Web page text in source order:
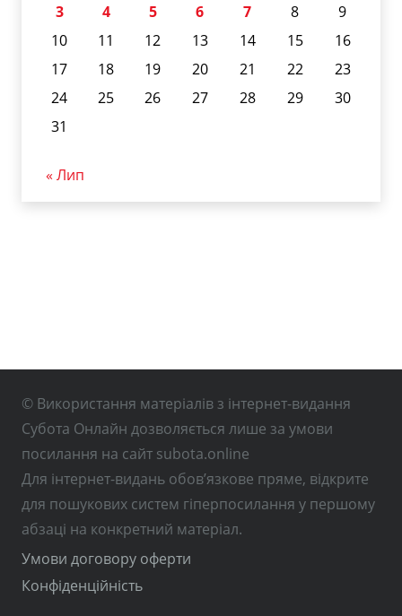
3
4 5 6 7 8
9
10
11 12 13 14 15
16
17
18 19 20 21 22
23
24
25 26 27 28 29
30
31
« Лип
© Використання матеріалів з інтернет-видання
Субота Онлайн дозволяється лише за умови
посилання на сайт subota.online
Для інтернет-видань обов’язкове пряме, відкрите
для пошукових систем гіперпосилання у першому
абзаці на конкретний матеріал.
Умови договору оферти
Конфіденційність